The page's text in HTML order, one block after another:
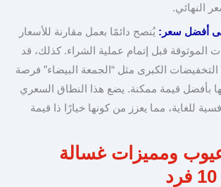
النهائي.
أفضل سعر: يُنصح دائمًا بعمل مقارنة للأسعار
الموثوقة قبل إتمام عملية الشراء. كذلك، قد
الكبرى مثل “الجمعة البيضاء” فرصة
بأفضل قيمة ممكنة. يضع هذا النطاق السعري
للغاية، مما يعزز من كونها خيارًا ذا قيمة
ومميزات غسالة